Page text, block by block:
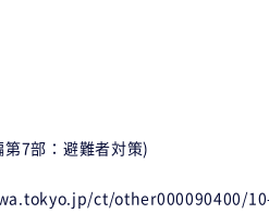
第7部：避難者対策)
ct/other000090400/